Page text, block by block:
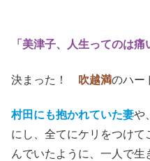
「美津子、人生ってのは痛
決まった！ 吹越満のハー
村田にも抱かれていた妻や、
にし、全てにケリをつけ
んでいたように、一人で生